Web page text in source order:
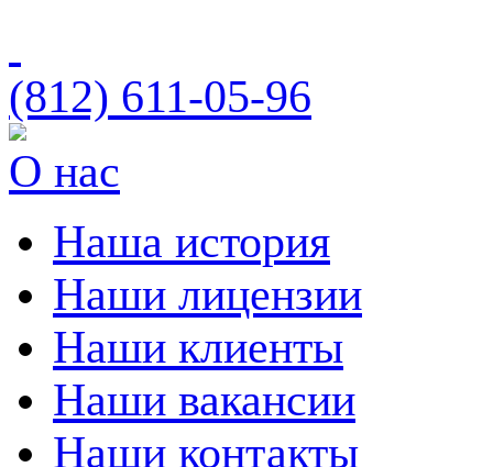
(812) 611-05-96
О нас
Наша история
Наши лицензии
Наши клиенты
Наши вакансии
Наши контакты